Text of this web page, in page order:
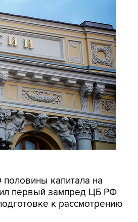
капитала на
первый зампред ЦБ РФ
к рассмотрению